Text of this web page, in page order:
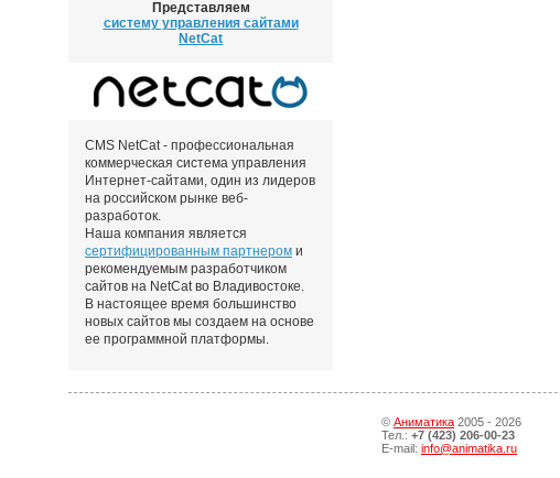
Представляем
систему управления сайтами
NetCat
CMS NetCat - профессиональная
коммерческая система управления
Интернет-сайтами, один из лидеров
на российском рынке веб-
разработок.
Наша компания является
сертифицированным партнером и
рекомендуемым разработчиком
сайтов на NetCat во Владивостоке.
В настоящее время большинство
новых сайтов мы создаем на основе
ее программной платформы.
© Аниматика 2005 - 2026
Тел.: +7 (423) 206-00-23
E-mail: info@animatika.ru